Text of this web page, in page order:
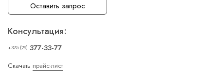
Оставить запрос
Консультация:
+375 (29) 377-33-77
Скачать прайс-лист